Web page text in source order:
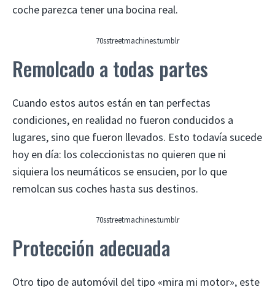
coche parezca tener una bocina real.
70sstreetmachines.tumblr
Remolcado a todas partes
Cuando estos autos están en tan perfectas
condiciones, en realidad no fueron conducidos a
lugares, sino que fueron llevados. Esto todavía sucede
hoy en día: los coleccionistas no quieren que ni
siquiera los neumáticos se ensucien, por lo que
remolcan sus coches hasta sus destinos.
70sstreetmachines.tumblr
Protección adecuada
Otro tipo de automóvil del tipo «mira mi motor», este